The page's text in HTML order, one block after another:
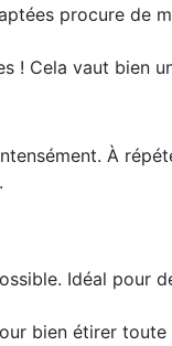
procure de
! Cela vaut bien
À
Idéal pour
bien étirer